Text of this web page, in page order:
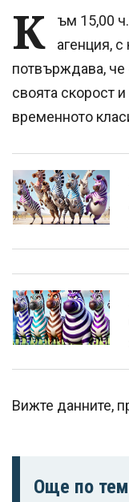
К
ъм 15,00
агенция,
потвърждава, че
своята скорост
временното
Вижте данните,
Още по